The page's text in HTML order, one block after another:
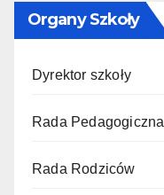
Organy Szkoły
Dyrektor szkoły
Rada Pedagogiczna
Rada Rodziców